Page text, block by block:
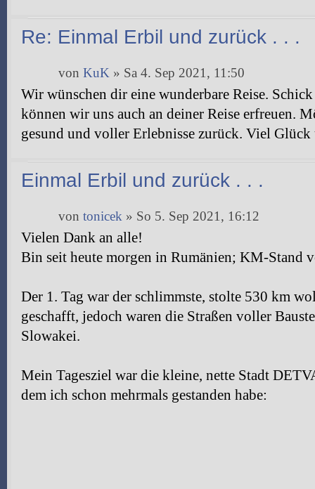
Re: Einmal Erbil und zurück . . .
von KuK » Sa 4. Sep 2021, 11:50
Wir wünschen dir eine wunderbare Reise.
können wir uns auch an deiner Reise erfreuen.
gesund und voller Erlebnisse zurück. Viel
Einmal Erbil und zurück . . .
von tonicek » So 5. Sep 2021, 16:12
Vielen Dank an alle!
Bin seit heute morgen in Rumänien; KM-Stand
Der 1. Tag war der schlimmste, stolte 530 km
geschafft, jedoch waren die Straßen voller
Slowakei.
Mein Tagesziel war die kleine, nette Stadt
dem ich schon mehrmals gestanden habe: